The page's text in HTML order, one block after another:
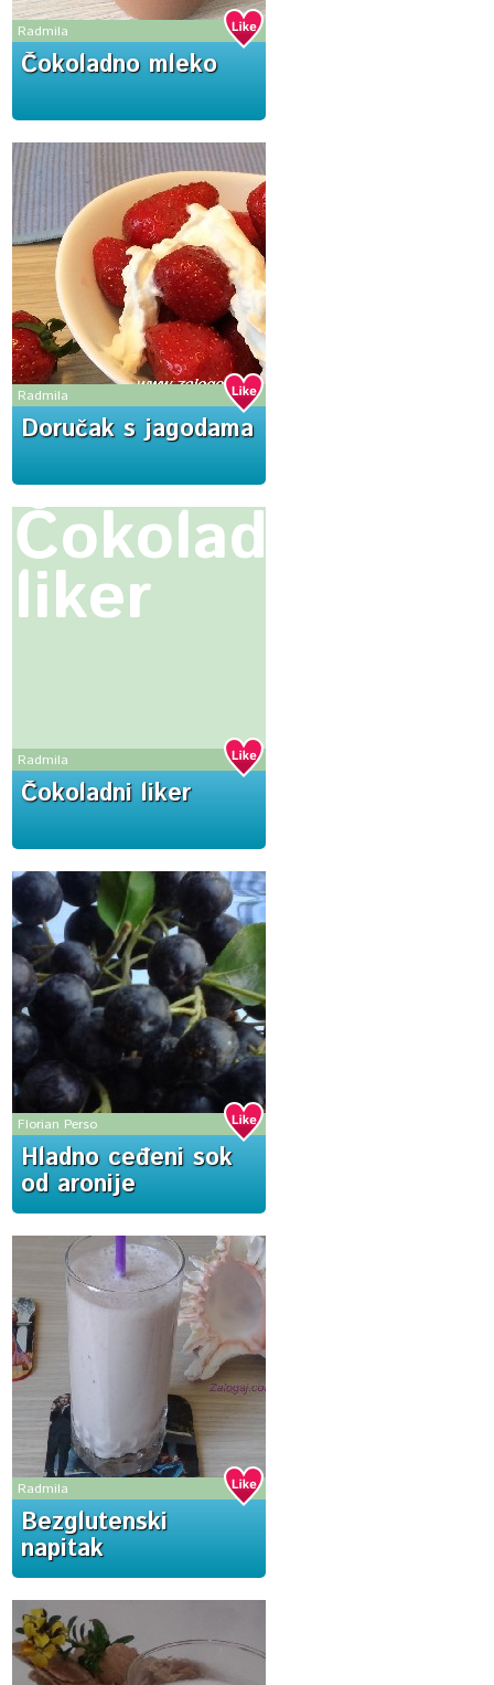
Radmila
Čokoladno mleko
Radmila
Doručak s jagodama
Čokoladni
liker
Radmila
Čokoladni liker
Florian Perso
Hladno ceđeni sok
od aronije
Radmila
Bezglutenski
napitak